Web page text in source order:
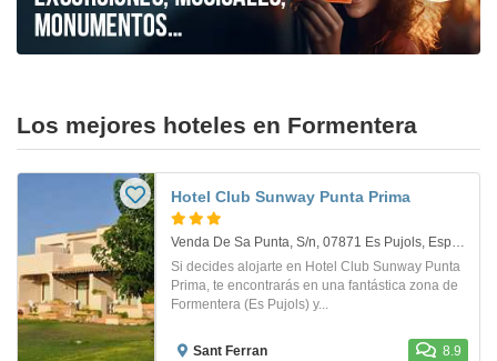
Los mejores hoteles en Formentera
Hotel Club Sunway Punta Prima
Venda De Sa Punta, S/n, 07871 Es Pujols, España. Sant Ferran
Si decides alojarte en Hotel Club Sunway Punta
Prima, te encontrarás en una fantástica zona de
Formentera (Es Pujols) y...
Sant Ferran 8.9